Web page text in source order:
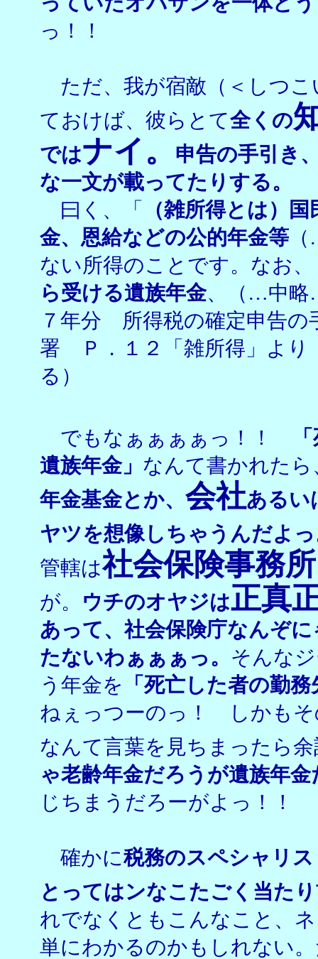
っ！！
ただ、我が宿敵（＜しつこ
ておけば、彼らとて全くの
ではナイ。
申告の手引き
な一文が載ってたりする。
曰く、「
（雑所得とは）
金、恩給などの公的年金等
ない所得のことです。なお
ら受ける遺族年金、（…中略
７年分 所得税の確定申告
署 Ｐ．１２「雑所得」よ
る）
でもなぁぁぁぁっ！！
遺族年金」 なんて書かれた
年金基金とか、会社あるい
ヤツを想像しちゃうんだよ
管轄は社会保険事務所
が。 ウチのオヤジは正真
あって、社会保険庁なんぞ
たないわぁぁぁっ。 そんな
う年金を
「死亡した者の勤
ねぇっつーのっ！ しかもそ
なんて言葉を見ちまったら余
ゃ老齢年金だろうが遺族年
じちまうだろーがよっ！！
確かに税務のスペシャリ
とってはンなこたごく当た
れでなくともこんなこと、
単にわかるのかもしれない